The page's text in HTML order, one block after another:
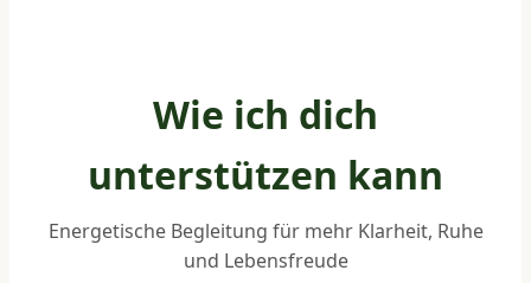
Wie ich dich
unterstützen kann
Energetische Begleitung für mehr Klarheit, Ruhe
und Lebensfreude